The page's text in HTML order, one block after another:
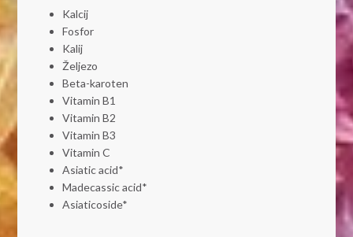
Kalcij
Fosfor
Kalij
Željezo
Beta-karoten
Vitamin B1
Vitamin B2
Vitamin B3
Vitamin C
Asiatic acid*
Madecassic acid*
Asiaticoside*